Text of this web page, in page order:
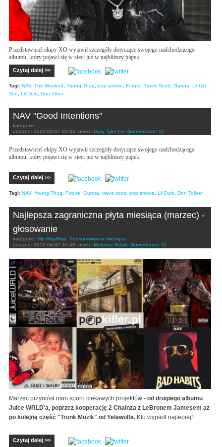
Przedstawiciel ekipy XO wyjawił szczegóły dotyczące swojego nadchodzącego
albumu, który pojawi się w sieci już w najbliższy piątek.
Czytaj dalej >>
Tagi: NAV, The Weeknd, Young Thug, pop smoke, Future. Travis Scott, Gunna, Lil Uzi
Vert, Lil Durk, Don Tilver
NAV "Good Intentions"
kategorie:
dodano: 2020-05-07 22:54 przez: Gary Tyler Lis (komentarze: 1)
Przedstawiciel ekipy XO wyjawił szczegóły dotyczące swojego nadchodzącego
albumu, który pojawi się w sieci już w najbliższy piątek.
Czytaj dalej >>
Tagi: NAV, Young Thug, Future, Gunna, travis scott, pop smoke, Lil Durk, Don Toliver
Najlepsza zagraniczna płyta miesiąca (marzec) -
głosowanie
kategorie: Hip-Hop/Rap, Podsumowania miesiąca
dodano: 2019-04-07 16:40 przez: Mateusz Natali (komentarze: 0)
Marzec przyniósł nam sporo ciekawych projektów - od drugiego albumu
Juice WRLD'a, poprzez kooperację 2 Chainza z LeBronem Jamesem aż
po kolejną część "Trunk Muzik" od Yelawolfa. Kto wypadł najlepiej?
Czytaj dalej >>